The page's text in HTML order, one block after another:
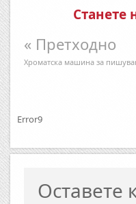
Станете
« Претходно
Хроматска машина за
Error9
Оставете